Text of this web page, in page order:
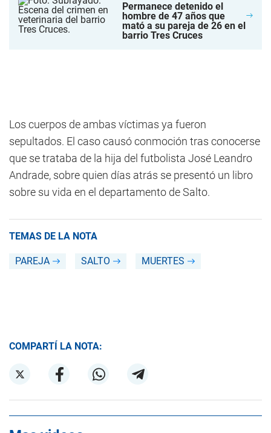
Permanece detenido el
hombre de 47 años que
mató a su pareja de 26 en el
barrio Tres Cruces
Los cuerpos de ambas víctimas ya fueron
sepultados. El caso causó conmoción tras conocerse
que se trataba de la hija del futbolista José Leandro
Andrade, sobre quien días atrás se presentó un libro
sobre su vida en el departamento de Salto.
TEMAS DE LA NOTA
PAREJA SALTO MUERTES
COMPARTÍ LA NOTA: